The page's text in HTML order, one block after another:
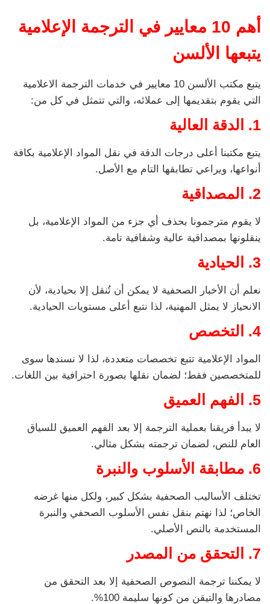
أهم 10 معايير في الترجمة الإعلامية
يتبعها الألسن
يتبع مكتب الألسن 10 معايير في خدمات الترجمة الاعلامية
التي يقوم بتقديمها إلى عملائه، والتي تتمثل في كل من:
1. الدقة العالية
يتبع مكتبنا أعلى درجات الدقة في نقل المواد الإعلامية بكافة
أنواعها، ويراعي تطابقها التام مع الأصل.
2. المصداقية
لا يقوم مترجمونا بحذف أي جزء من المواد الإعلامية، بل
ينقلونها بمصداقية عالية وشفافية تامة.
3. الحيادية
نعلم أن الأخبار الصحفية لا يمكن أن تُنقل إلا بحيادية، لأن
الانحياز لا يمثل المهنية، لذا نتبع أعلى مستويات الحيادية.
4. التخصص
المواد الإعلامية تتبع تخصصات متعددة، لذا لا نسندها سوى
للمتخصصين فقط؛ لضمان نقلها بصورة احترافية بين اللغات.
5. الفهم العميق
لا يبدأ فريقنا بعملية الترجمة إلا بعد الفهم العميق للسياق
العام للنص، لضمان ترجمته بشكل مثالي.
6. مطابقة الأسلوب والنبرة
تختلف الأساليب الصحفية بشكل كبير، ولكل منها غرضه
الخاص؛ لذا نهتم بنقل نفس الأسلوب الصحفي والنبرة
المستخدمة بالنص الأصلي.
7. التحقق من المصدر
لا يمكننا ترجمة النصوص الصحفية إلا بعد التحقق من
مصادرها والتيقن من كونها سليمة 100%.